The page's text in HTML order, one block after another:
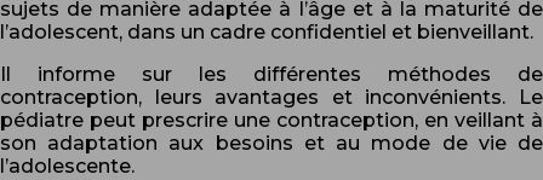
sujets de manière adaptée à l’âge et à la maturité de
l’adolescent, dans un cadre confidentiel et bienveillant.
Il informe sur les différentes méthodes de
contraception, leurs avantages et inconvénients. Le
pédiatre peut prescrire une contraception, en veillant à
son adaptation aux besoins et au mode de vie de
l’adolescente.